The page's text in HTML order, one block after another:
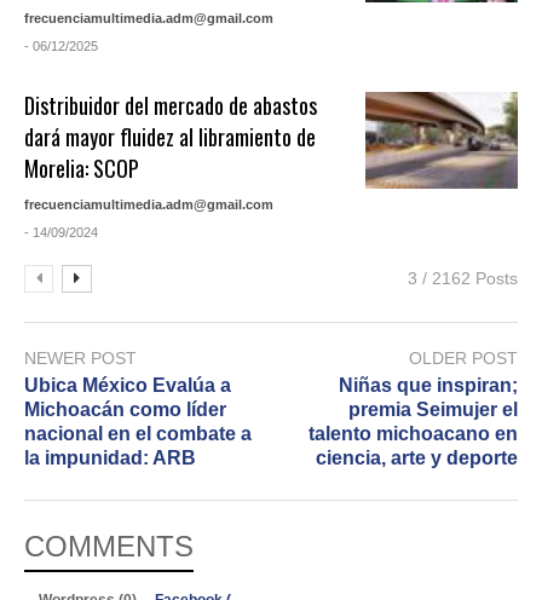
frecuenciamultimedia.adm@gmail.com
- 06/12/2025
Distribuidor del mercado de abastos
dará mayor fluidez al libramiento de
Morelia: SCOP
frecuenciamultimedia.adm@gmail.com
- 14/09/2024
3 / 2162 Posts
NEWER POST
Ubica México Evalúa a
Michoacán como líder
nacional en el combate a
la impunidad: ARB
OLDER POST
Niñas que inspiran;
premia Seimujer el
talento michoacano en
ciencia, arte y deporte
COMMENTS